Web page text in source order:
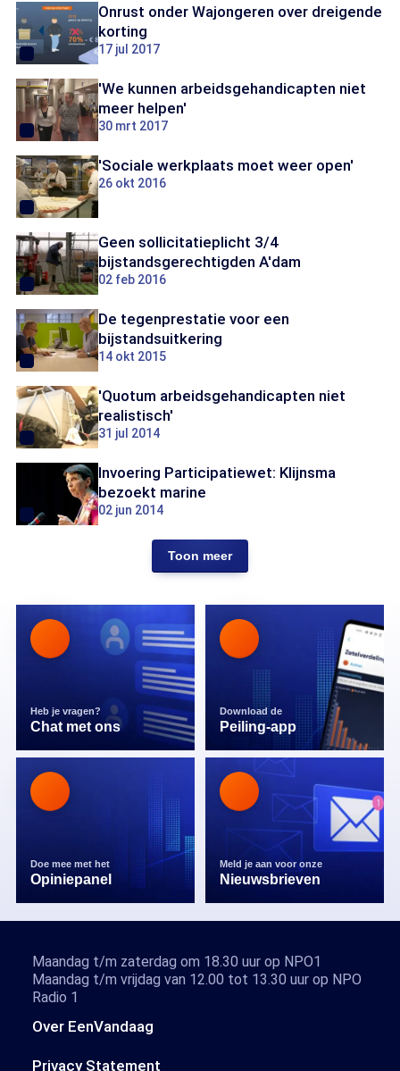
Onrust onder Wajongeren over dreigende
korting
17 jul 2017
'We kunnen arbeidsgehandicapten niet
meer helpen'
30 mrt 2017
'Sociale werkplaats moet weer open'
26 okt 2016
Geen sollicitatieplicht 3/4
bijstandsgerechtigden A'dam
02 feb 2016
De tegenprestatie voor een
bijstandsuitkering
14 okt 2015
'Quotum arbeidsgehandicapten niet
realistisch'
31 jul 2014
Invoering Participatiewet: Klijnsma
bezoekt marine
02 jun 2014
Toon meer
Heb je vragen?
Chat met ons
Download de
Peiling-app
Doe mee met het
Opiniepanel
Meld je aan voor onze
Nieuwsbrieven
Over EenVandaag
Privacy Statement
Maandag t/m zaterdag om 18.30 uur op NPO1
Maandag t/m vrijdag van 12.00 tot 13.30 uur op NPO
Radio 1